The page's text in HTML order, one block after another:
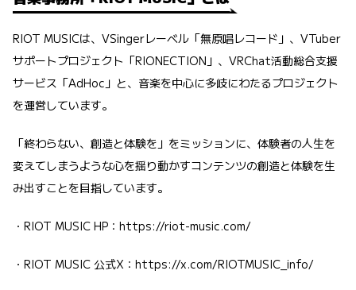
RIOT MUSICは、VSingerレーベル「無原唱レコード」、VTuber
サポートプロジェクト「RIONECTION」、VRChat活動総合支援
サービス「AdHoc」と、音楽を中心に多岐にわたるプロジェクト
を運営しています。
「終わらない、創造と体験を」をミッションに、体験者の人生を
変えてしまうような心を揺り動かすコンテンツの創造と体験を生
み出すことを目指しています。
・RIOT MUSIC HP： https://riot-music.com/
・RIOT MUSIC 公式X： https://x.com/RIOTMUSIC_info/